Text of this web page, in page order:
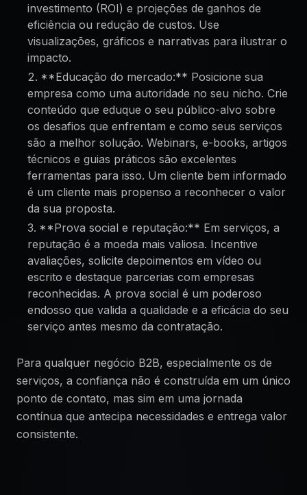
investimento (ROI) e projeções de ganhos de
eficiência ou redução de custos. Use
visualizações, gráficos e narrativas para ilustrar o
impacto.
**Educação do mercado:** Posicione sua
empresa como uma autoridade no seu nicho. Crie
conteúdo que eduque o seu público-alvo sobre
os desafios que enfrentam e como seus serviços
são a melhor solução. Webinars, e-books, artigos
técnicos e guias práticos são excelentes
ferramentas para isso. Um cliente bem informado
é um cliente mais propenso a reconhecer o valor
da sua proposta.
**Prova social e reputação:** Em serviços, a
reputação é a moeda mais valiosa. Incentive
avaliações, solicite depoimentos em vídeo ou
escrito e destaque parcerias com empresas
reconhecidas. A prova social é um poderoso
endosso que valida a qualidade e a eficácia do seu
serviço antes mesmo da contratação.
Para qualquer negócio B2B, especialmente os de
serviços, a confiança não é construída em um único
ponto de contato, mas sim em uma jornada
contínua que antecipa necessidades e entrega valor
consistente.